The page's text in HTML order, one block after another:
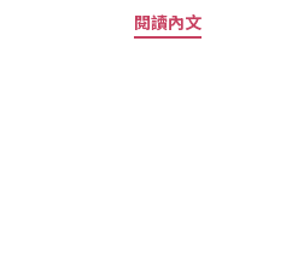
閱讀內文